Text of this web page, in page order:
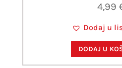
4,99
Dodaj u
DODAJ U